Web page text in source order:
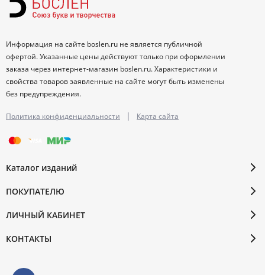
Информация на сайте boslen.ru не является публичной
офертой. Указанные цены действуют только при оформлении
заказа через интернет-магазин boslen.ru. Характеристики и
свойства товаров заявленные на сайте могут быть изменены
без предупреждения.
Политика конфиденциальности | Карта сайта
Каталог изданий
ПОКУПАТЕЛЮ
ЛИЧНЫЙ КАБИНЕТ
КОНТАКТЫ